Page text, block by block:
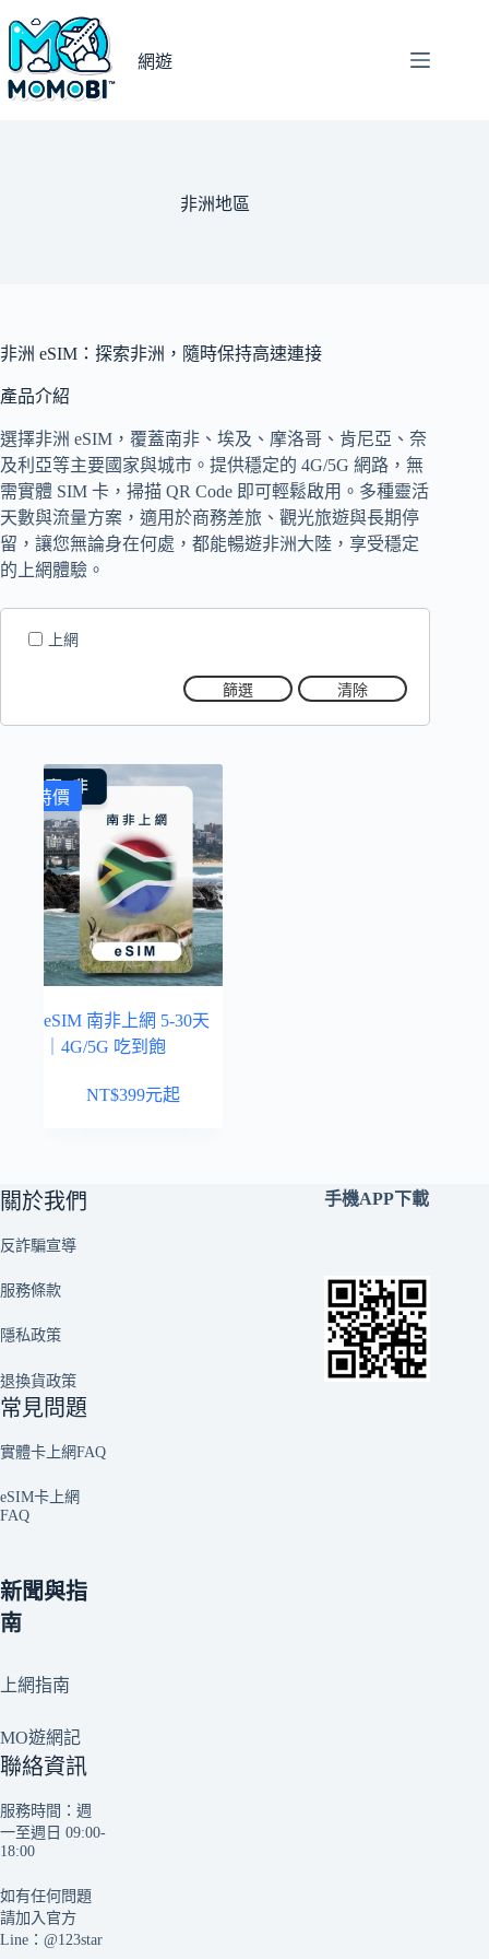
主
要
網遊
非洲地區
非洲 eSIM：探索非洲，隨時保持高速連接
產品介紹
選擇非洲 eSIM，覆蓋南非、埃及、摩洛哥、肯尼亞、奈
及利亞等主要國家與城市。提供穩定的 4G/5G 網路，無
需實體 SIM 卡，掃描 QR Code 即可輕鬆啟用。多種靈活
天數與流量方案，適用於商務差旅、觀光旅遊與長期停
留，讓您無論身在何處，都能暢遊非洲大陸，享受穩定
的上網體驗。
上網
篩選 清除
特價
eSIM 南非上網 5-30天
｜4G/5G 吃到飽
NT$399元起
關於我們
反詐騙宣導
服務條款
隱私政策
退換貨政策
常見問題
實體卡上網FAQ
eSIM卡上網
FAQ
新聞與指
南
上網指南
MO遊網記
聯絡資訊
服務時間：週
一至週日 09:00-
18:00
如有任何問題
請加入官方
Line： @123star
手機APP下載